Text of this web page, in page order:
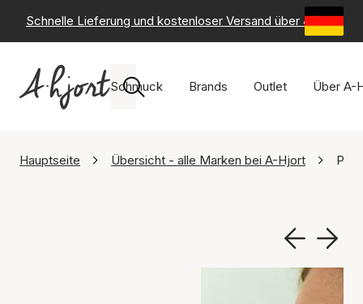
Schnelle Lieferung und kostenloser Versand über 49 € -
Schmuck Brands Outlet Über A-
Hauptseite Übersicht - alle Marken bei A-Hjort